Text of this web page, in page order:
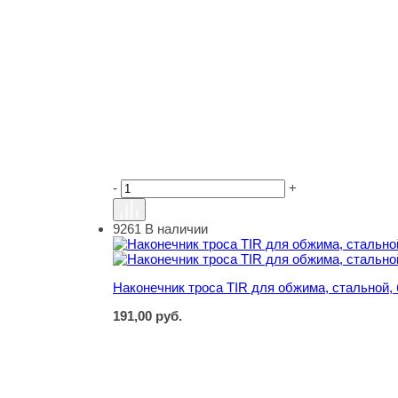
- +
Наконечник троса TIR для обжима,
9261 В наличии
Наконечник троса TIR для обжима,
191,00 руб.